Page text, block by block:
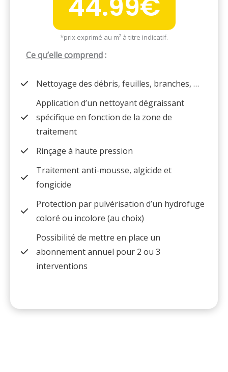
44.99€
*prix exprimé au m² à titre indicatif.
Ce qu’elle comprend:
Nettoyage des débris, feuilles, branches, …
Application d’un nettoyant dégraissant
spécifique en fonction de la zone de
traitement
Rinçage à haute pression
Traitement anti-mousse, algicide et
fongicide
Protection par pulvérisation d’un hydrofuge
coloré ou incolore (au choix)
Possibilité de mettre en place un
abonnement annuel pour 2 ou 3
interventions